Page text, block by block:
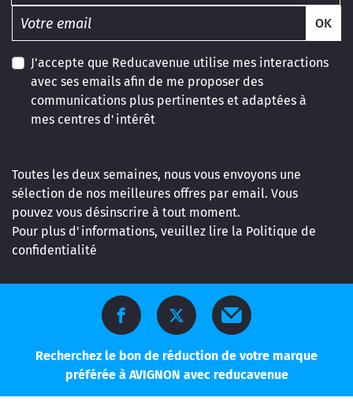
OK
J'accepte que Reducavenue utilise mes interactions
avec ses emails afin de me proposer des
communications plus pertinentes et adaptées à
mes centres d'intérêt
Toutes les deux semaines, nous vous envoyons une
sélection de nos meilleures offres par email. Vous
pouvez vous désinscrire à tout moment.
Pour plus d'informations, veuillez lire la Politique de
confidentialité
Recherchez le bon de réduction de votre marque
préférée à AVIGNON avec reducavenue